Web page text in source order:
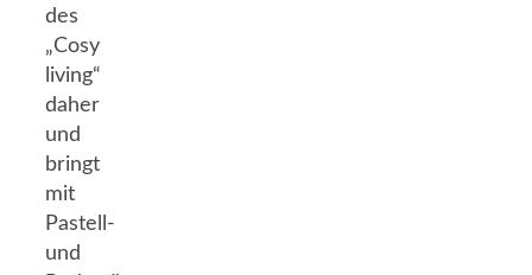
des
„Cosy
living“
daher
und
bringt
mit
Pastell-
und